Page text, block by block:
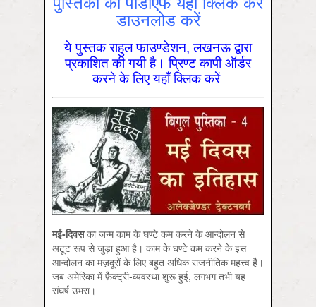
डाउनलोड करें
ये पुस्तक राहुल फाउण्डेशन, लखनऊ द्वारा
प्रकाशित की गयी है। प्रिण्ट कापी ऑर्डर
करने के लिए यहाँ क्लिक करें
मई-दिवसका जन्म काम के घण्टे कम करने के आन्दोलन से
अटूट रूप से जुड़ा हुआ है। काम के घण्टे कम करने के इस
आन्दोलन का मज़दूरों के लिए बहुत अधिक राजनीतिक महत्त्व है।
जब अमेरिका में फ़ैक्ट्री-व्यवस्था शुरू हुई, लगभग तभी यह
संघर्ष उभरा।